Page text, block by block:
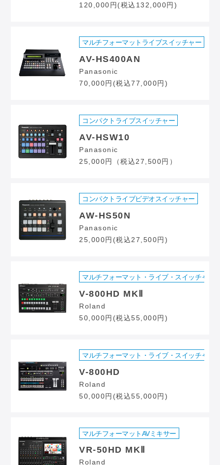
120,000円(税込132,000円)
マルチフォーマットライブスイッチャー
AV-HS400AN
Panasonic
70,000円(税込77,000円)
コンパクトライブスイッチャー
AV-HSW10
Panasonic
25,000円（税込27,500円）
コンパクトライブビデオスイッチャー
AW-HS50N
Panasonic
25,000円(税込27,500円)
マルチフォーマット・ライブ・スイッチャー
V-800HD MKⅡ
Roland
50,000円(税込55,000円)
マルチフォーマット・ライブ・スイッチャー
V-800HD
Roland
50,000円(税込55,000円)
マルチフォーマットAVミキサー
VR-50HD MKⅡ
Roland